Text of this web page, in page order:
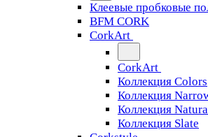
Клеевые пробковые
BFM CORK
CorkArt
CorkArt
Коллекция Colors
Коллекция
Коллекция
Коллекция Slate